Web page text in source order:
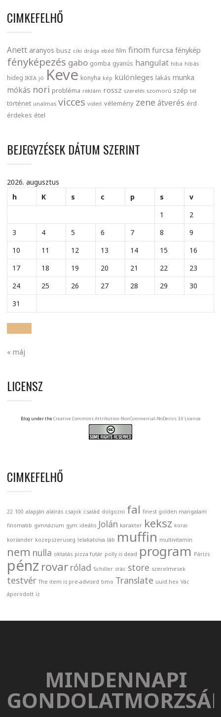
CIMKEFELHŐ
Anett aranyos busz ciki drága ebéd film finom furcsa fénykép
fényképezés gabo gomba gyanús hangulat hiba hibás
hideg IKEA jó Keve konyha kép különleges lakás munka
mókás nori probléma reklám rossz szerelés szomorú szép tél
történet unalmas vicces videó vélemény zene átverés érd
érdekes étel
BEJEGYZÉSEK DÁTUM SZERINT
2026. augusztus
h
K s c p s
v
1
2
3
4 5 6 7 8
9
10
11 12 13 14 15
16
17
18 19 20 21 22
23
24
25 26 27 28 29
30
31
« máj
LICENSZ
Blog under the Creative Commons Attribution-NonCommercial-NoDerivs 3.0 License
CIMKEFELHŐ
22 100 alapján aláírás csajok család dolgozni fal finest golden mangalam
finomabb gimnázium gym ideális Jolán karakter keksz korai
koriander kozepszeruseg lelakatolva láb muffin multivitamin
nem nulla oktatás pizza futár polly is dead program Párizs
pénz rovar rólad Schiller srác store szerelmesek
testvér The item is pre-advised timo Translate uuid.hex Vác
áporodott íz
MINDENNAPI